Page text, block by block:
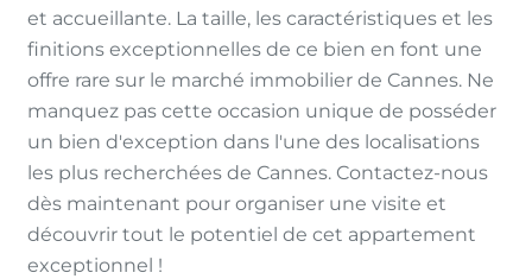
et accueillante. La taille, les caractéristiques et les
finitions exceptionnelles de ce bien en font une
offre rare sur le marché immobilier de Cannes. Ne
manquez pas cette occasion unique de posséder
un bien d'exception dans l'une des localisations
les plus recherchées de Cannes. Contactez-nous
dès maintenant pour organiser une visite et
découvrir tout le potentiel de cet appartement
exceptionnel !